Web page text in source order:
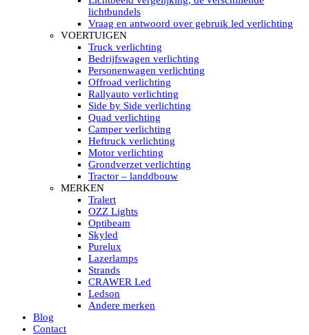
Led zoeklicht 230V
Subcategorieën Led zoeklichten
HELLA MARINE LED
Sea Hawk – Light Bars
Sea Hawk – Light Bars – Edge Light
Sea Hawk – Work Lights
RokLUME Led werklampen
HypaLUME Led werklampen
Subcategorieën Hella Marine Led
LED STRIPS
Led strip flexibel Click & Go
Led strip RGB op rol
Led strip IP68 waterdicht
Led strip kleur wit
Led strips Vantage
Led strip met ingebouwde accu
Subcategorieën Led strips
LED INTERIEUR VERLICHTING
Led verlichting interieur PIR / Touch
LED Armatuur met Strip 220V
Led strips
Subcategorieën Led interieur
PORTABLE ACCU LED LAMP
Led hoofdlamp
Camping led verlichting
Led zaklamp
Accu werklamp
lichtbundels
Vraag en antwoord over gebruik led verlichting
VOERTUIGEN
Truck verlichting
Bedrijfswagen verlichting
Personenwagen verlichting
Offroad verlichting
Rallyauto verlichting
Side by Side verlichting
Quad verlichting
Camper verlichting
Heftruck verlichting
Motor verlichting
Grondverzet verlichting
Tractor – landdbouw
MERKEN
Tralert
OZZ Lights
Optibeam
Skyled
Purelux
Lazerlamps
Strands
CRAWER Led
Ledson
Andere merken
Blog
Contact